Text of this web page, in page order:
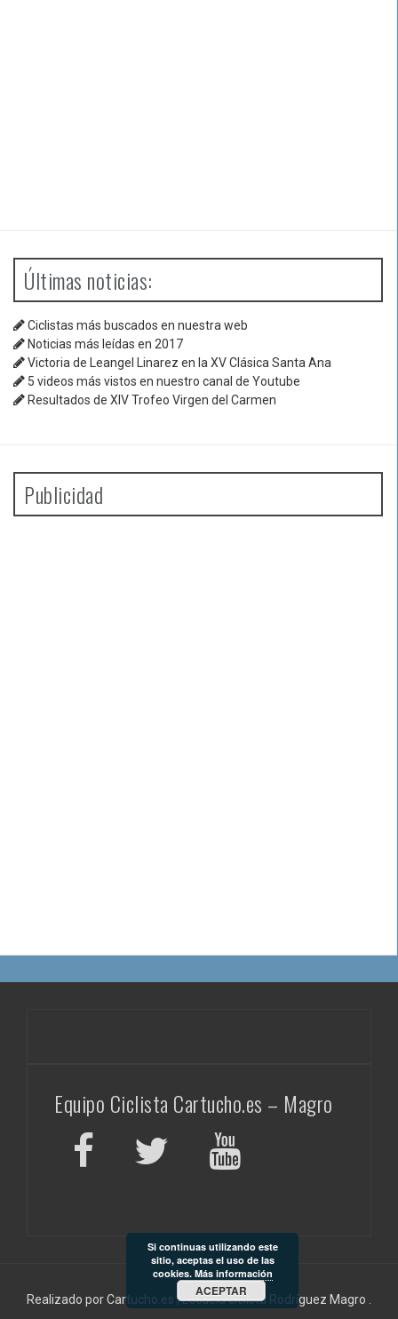
Últimas noticias:
Ciclistas más buscados en nuestra web
Noticias más leídas en 2017
Victoria de Leangel Linarez en la XV Clásica Santa Ana
5 videos más vistos en nuestro canal de Youtube
Resultados de XIV Trofeo Virgen del Carmen
Publicidad
Equipo Ciclista Cartucho.es – Magro
Realizado por Cartucho.es |Escuela ciclista Rodríguez Magro
Si continuas utilizando este
sitio, aceptas el uso de las
cookies. Más información
ACEPTAR